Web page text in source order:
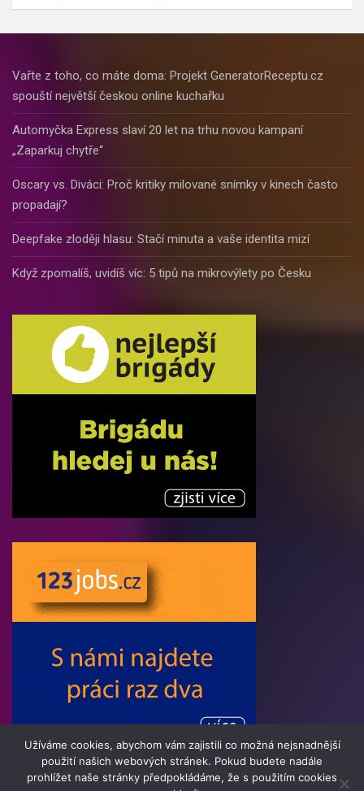
Vařte z toho, co máte doma: Projekt GeneratorReceptu.cz
spouští největší českou online kuchařku
Automyčka Express slaví 20 let na trhu novou kampaní
„Zaparkuj chytře“
Oscary vs. Diváci: Proč kritiky milované snímky v kinech často
propadají?
Deepfake zloději hlasu: Stačí minuta a vaše identita mizí
Když zpomalíš, uvidíš víc: 5 tipů na mikrovýlety po Česku
Užíváme cookies, abychom vám zajistili co možná nejsnadnější
použití našich webových stránek. Pokud budete nadále
prohlížet naše stránky předpokládáme, že s použitím cookies